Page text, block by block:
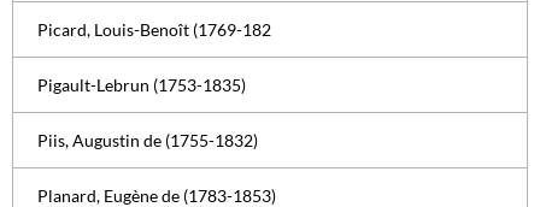
Picard, Louis-Benoît (1769-182
Pigault-Lebrun (1753-1835)
Piis, Augustin de (1755-1832)
Planard, Eugène de (1783-1853)